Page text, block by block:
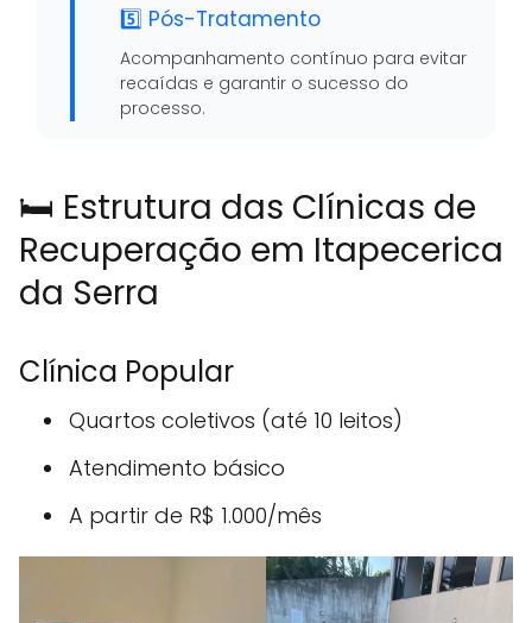
5️⃣ Pós-Tratamento
Acompanhamento contínuo para evitar
recaídas e garantir o sucesso do
processo.
🛏️ Estrutura das Clínicas de
Recuperação em Itapecerica
da Serra
Clínica Popular
Quartos coletivos (até 10 leitos)
Atendimento básico
A partir de R$ 1.000/mês